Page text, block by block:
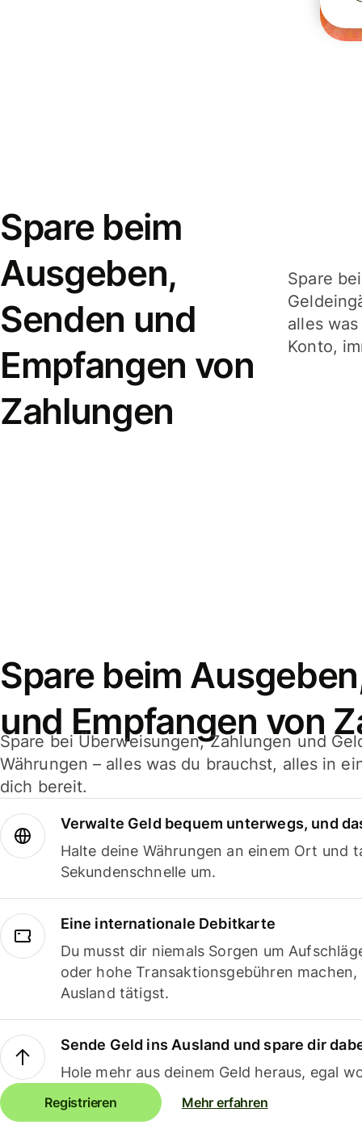
Spare beim
Ausgeben,
Senden und
Empfangen von
Zahlungen
Spare
alles
Konto,
Spare beim
und Empfangen von
Spare bei Überweisungen, Zahlungen und
Währungen – alles was du brauchst, alles in
dich bereit.
Verwalte Geld bequem unterwegs, und
Halte deine Währungen an einem Ort und
Sekundenschnelle um.
Eine internationale Debitkarte
Du musst dir niemals Sorgen um
oder hohe Transaktionsgebühren
Ausland tätigst.
Sende Geld ins Ausland und spare dir
Hole mehr aus deinem Geld heraus, egal
Registrieren Mehr erfahren